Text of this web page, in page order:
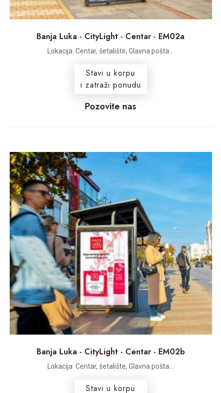
Banja Luka - CityLight - Centar - EM02a
Lokacija: Centar, šetalište, Glavna pošta...
Stavi u korpu
i zatraži ponudu
Pozovite nas
Banja Luka - CityLight - Centar - EM02b
Lokacija: Centar, šetalište, Glavna pošta...
Stavi u korpu